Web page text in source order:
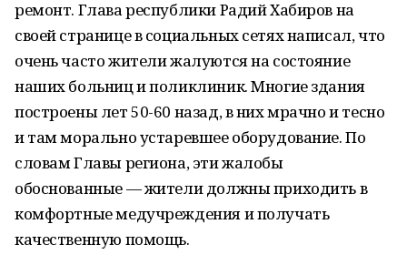
ремонт. Глава республики Радий Хабиров на
своей странице в социальных сетях написал, что
очень часто жители жалуются на состояние
наших больниц и поликлиник. Многие здания
построены лет 50-60 назад, в них мрачно и тесно
и там морально устаревшее оборудование. По
словам Главы региона, эти жалобы
обоснованные — жители должны приходить в
комфортные медучреждения и получать
качественную помощь.